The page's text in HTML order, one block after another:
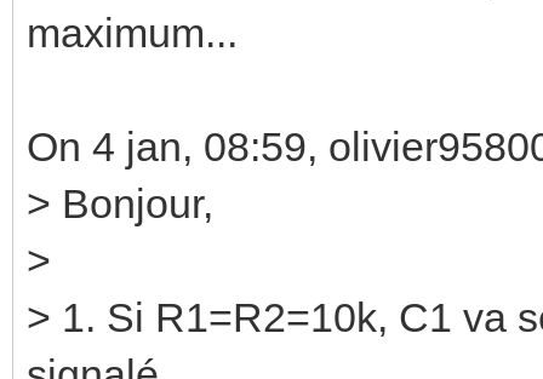
maximum...
On 4 jan, 08:59,
> Bonjour,
>
> 1. Si R1=R2=10k, C1 va